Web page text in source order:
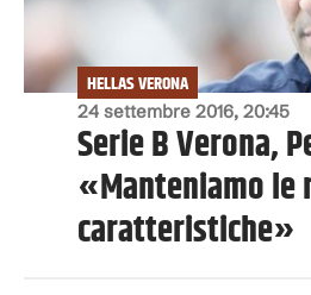
24 settembre 2016, 20:45
HELLAS VERONA
Serie B Verona,
«Manteniamo le
caratteristiche»